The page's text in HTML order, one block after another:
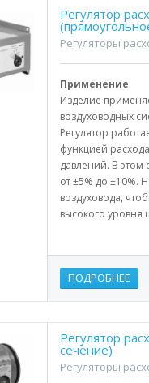
Регулятор
Регуляторы
Применение
Изделие
воздуховодных
Регулятор
функцией
давлений. В этом
от ±5% до ±10%.
воздуховода,
высокого уровня
ПОДРОБНЕЕ
Регулятор
сечение)
Регуляторы